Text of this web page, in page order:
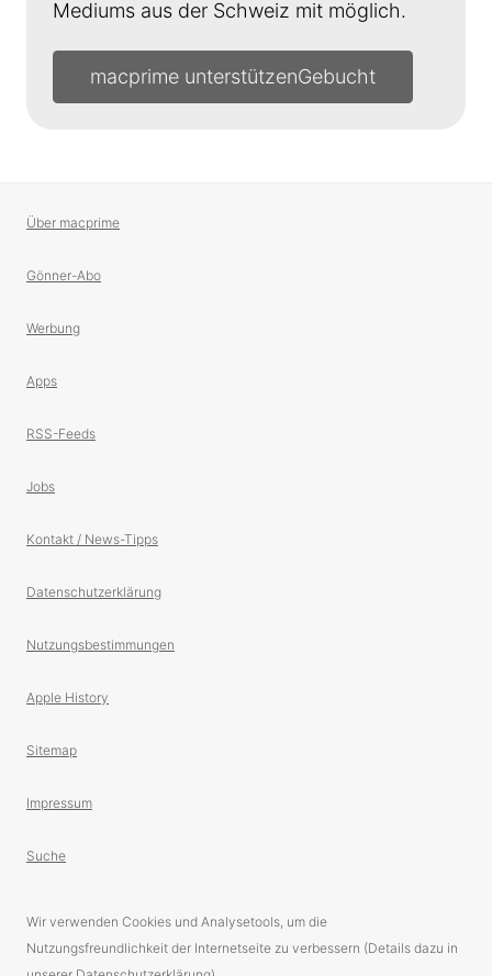
Mediums aus der Schweiz mit möglich.
macprime unterstützen
Über macprime
Gönner-Abo
Werbung
Apps
RSS-Feeds
Jobs
Kontakt / News-Tipps
Datenschutzerklärung
Nutzungsbestimmungen
Apple History
Sitemap
Impressum
Suche
Wir verwenden Cookies und Analysetools, um die
Nutzungsfreundlichkeit der Internetseite zu verbessern (Details dazu in